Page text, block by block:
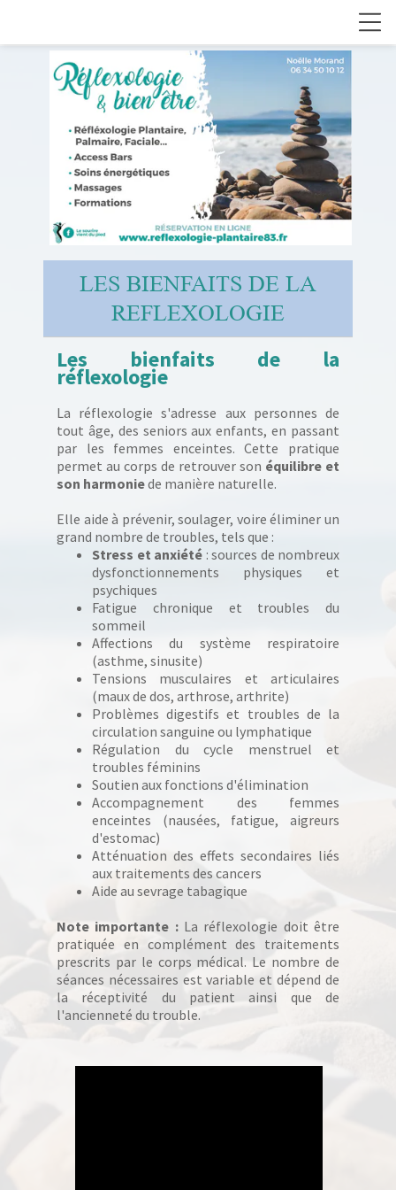
LES BIENFAITS DE LA
REFLEXOLOGIE
Les bienfaits de la
réflexologie
La réflexologie s'adresse aux personnes de
tout âge, des seniors aux enfants, en passant
par les femmes enceintes. Cette pratique
permet au corps de retrouver son équilibre et
son harmoniede manière naturelle.
Elle aide à prévenir, soulager, voire éliminer un
grand nombre de troubles, tels que :
Stress et anxiété : sources de nombreux
dysfonctionnements physiques et
psychiques
Fatigue chronique et troubles du
sommeil
Affections du système respiratoire
(asthme, sinusite)
Tensions musculaires et articulaires
(maux de dos, arthrose, arthrite)
Problèmes digestifs et troubles de la
circulation sanguine ou lymphatique
Régulation du cycle menstruel et
troubles féminins
Soutien aux fonctions d'élimination
Accompagnement des femmes
enceintes (nausées, fatigue, aigreurs
d'estomac)
Atténuation des effets secondaires liés
aux traitements des cancers
Aide au sevrage tabagique
Note importante :La réflexologie doit être
pratiquée en complément des traitements
prescrits par le corps médical. Le nombre de
séances nécessaires est variable et dépend de
la réceptivité du patient ainsi que de
l'ancienneté du trouble.